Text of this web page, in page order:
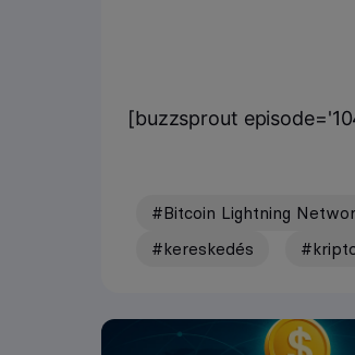
[buzzsprout
#Bitcoin Lightning
#kereskedés